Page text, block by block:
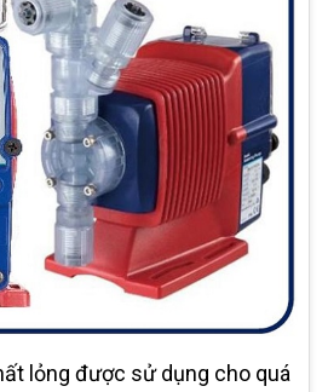
lỏng được sử dụng cho quá